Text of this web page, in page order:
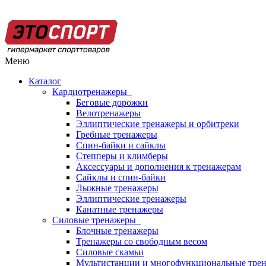
Меню
Каталог
Кардиотренажеры
Беговые дорожки
Велотренажеры
Эллиптические тренажеры и орбитреки
Гребные тренажеры
Спин-байки и сайклы
Степперы и климберы
Аксессуары и дополнения к тренажерам
Сайклы и спин-байки
Лыжные тренажеры
Эллиптические тренажеры
Канатные тренажеры
Силовые тренажеры
Блочные тренажеры
Тренажеры со свободным весом
Силовые скамьи
Мультистанции и многофункциональные